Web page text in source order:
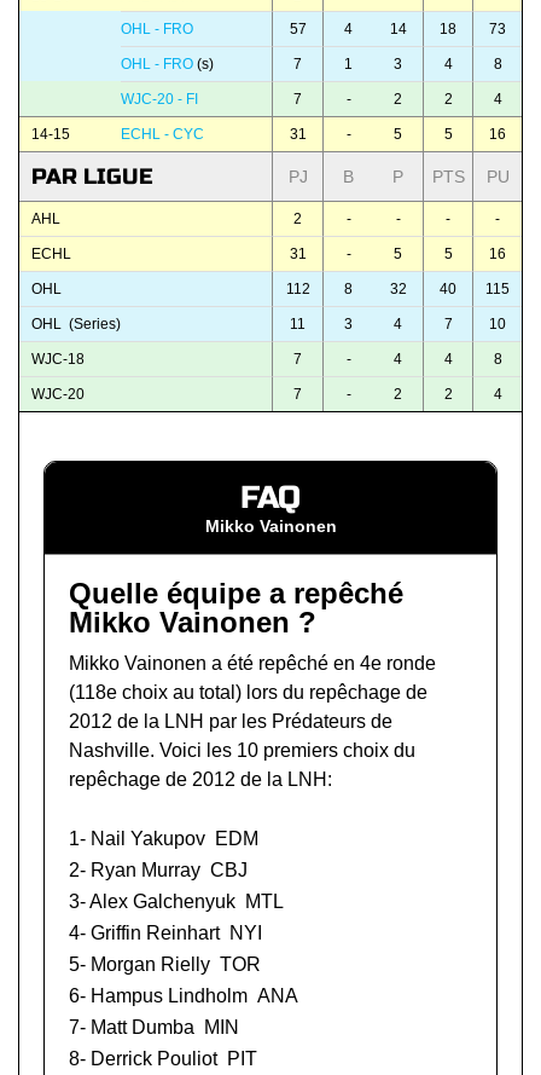
OHL - FRO 57 4 14 18 73
OHL - FRO (s) 7 1 3 4 8
WJC-20 - FI 7 - 2 2 4
14-15 ECHL - CYC 31 - 5 5 16
PAR LIGUE PJ B P PTS PU
AHL 2 - - - -
ECHL 31 - 5 5 16
OHL 112 8 32 40 115
OHL (Series) 11 3 4 7 10
WJC-18 7 - 4 4 8
WJC-20 7 - 2 2 4
FAQ
Mikko Vainonen
Quelle équipe a repêché
Mikko Vainonen ?
Mikko Vainonen a été repêché en 4e ronde
(118e choix au total) lors du repêchage de
2012 de la LNH par les Prédateurs de
Nashville. Voici les 10 premiers choix du
repêchage de 2012 de la LNH:
1- Nail Yakupov EDM
2- Ryan Murray CBJ
3-Alex Galchenyuk MTL
4- Griffin Reinhart NYI
5- Morgan Rielly TOR
6- Hampus Lindholm ANA
7- Matt Dumba
MIN
8- Derrick Pouliot PIT